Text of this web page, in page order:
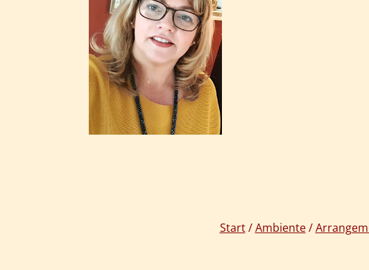
Start/Ambiente/